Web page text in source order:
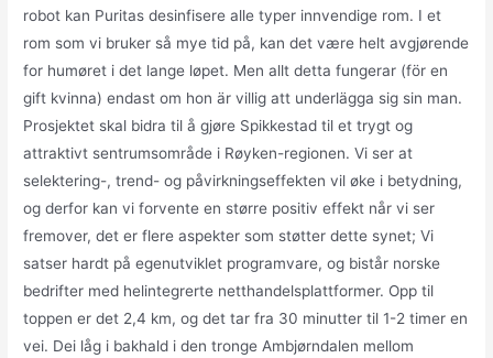
robot kan Puritas desinfisere alle typer innvendige rom. I et
rom som vi bruker så mye tid på, kan det være helt avgjørende
for humøret i det lange løpet. Men allt detta fungerar (för en
gift kvinna) endast om hon är villig att underlägga sig sin man.
Prosjektet skal bidra til å gjøre Spikkestad til et trygt og
attraktivt sentrumsområde i Røyken-regionen. Vi ser at
selektering-, trend- og påvirkningseffekten vil øke i betydning,
og derfor kan vi forvente en større positiv effekt når vi ser
fremover, det er flere aspekter som støtter dette synet; Vi
satser hardt på egenutviklet programvare, og bistår norske
bedrifter med helintegrerte netthandelsplattformer. Opp til
toppen er det 2,4 km, og det tar fra 30 minutter til 1-2 timer en
vei. Dei låg i bakhald i den tronge Ambjørndalen mellom